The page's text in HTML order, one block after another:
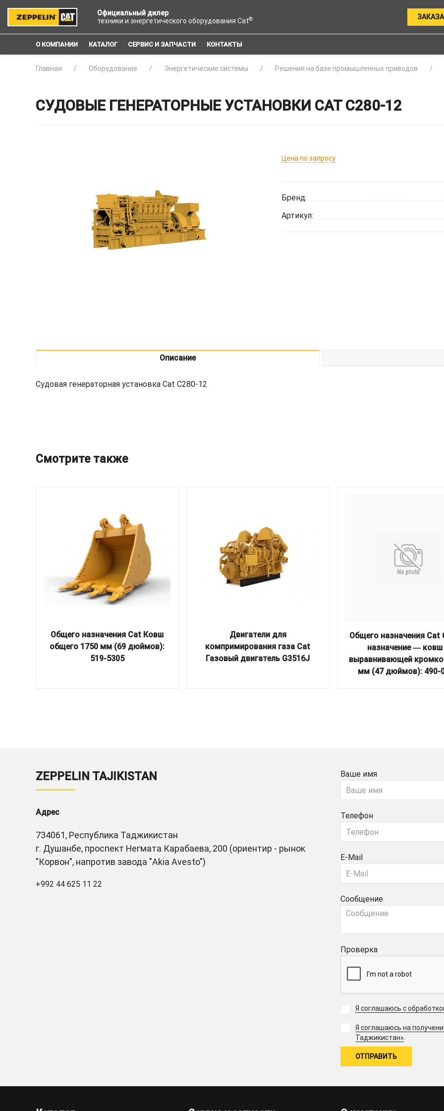
Официальный дилер
техники и энергетического оборудования Cat®
О КОМПАНИИ КАТАЛОГ СЕРВИС И ЗАПЧАСТИ КОНТАКТЫ
Главная Оборудование Энергетические системы Решения на базе промышленных приводов
СУДОВЫЕ ГЕНЕРАТОРНЫЕ УСТАНОВКИ CAT C280-12
Цена по запросу
Бренд:
Артикул:
Описание
Судовая генераторная установка Cat C280-12
Смотрите также
Общего назначения Cat Ковш
общего 1750 мм (69 дюймов):
519-5305
Двигатели для
компримирования газа Cat
Газовый двигатель G3516J
Общего назначения Cat
назначение ― ковш
выравнивающей
мм (47 дюймов): 490-
ZEPPELIN TAJIKISTAN
Адрес
734061, Республика Таджикистан
г. Душанбе, проспект Негмата Карабаева, 200 (ориентир - рынок
"Корвон", напротив завода "Akia Avesto")
+992 44 625 11 22
Ваше имя
Телефон
E-Mail
Сообщение
Проверка
Я соглашаюсь с
Я соглашаюсь на
Таджикистан».